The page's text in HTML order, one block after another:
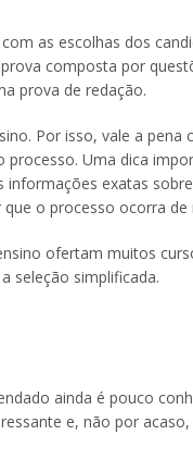
as escolhas dos
composta por
prova de redação.
Por isso, vale a pena
Uma dica
exatas
o processo ocorra
ofertam muitos
seleção simplificada.
ainda é pouco
e, não por